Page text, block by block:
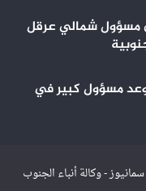
مسؤول شمالي عرقل
مسؤول كبير في
سمانيوز - وكالة أنباء الجنوب